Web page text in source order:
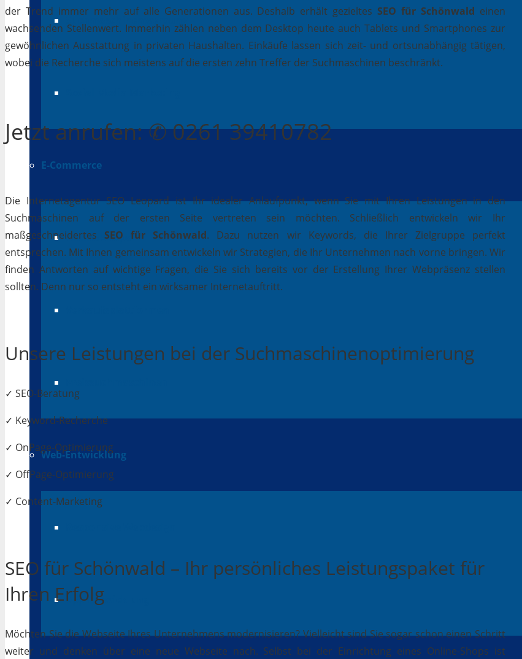
E-Commerce
Online Shops
Web-Entwicklung
App-Entwicklung
der Trend immer mehr auf alle Generationen aus. Deshalb erhält gezieltesSEO für Schönwald einen
wachsenden Stellenwert. Immerhin zählen neben dem Desktop heute auch Tablets und Smartphones zur
gewöhnlichen Ausstattung in privaten Haushalten. Einkäufe lassen sich zeit- und ortsunabhängig tätigen,
wobei die Recherche sich meistens auf die ersten zehn Treffer der Suchmaschinen beschränkt.
Jetztanrufen: ✆ 0261 39410782
Die Internetagentur SEO Leopard ist Ihr idealer Anlaufpunkt, wenn Sie mit Ihren Leistungen in den
Suchmaschinen auf der ersten Seite vertreten sein möchten. Schließlich entwickeln wir Ihr
maßgeschneidertesSEO für Schönwald. Dazu nutzen wir Keywords, die Ihrer Zielgruppe perfekt
entsprechen. Mit Ihnen gemeinsam entwickeln wir Strategien, die Ihr Unternehmen nach vorne bringen. Wir
finden Antworten auf wichtige Fragen, die Sie sich bereits vor der Erstellung Ihrer Webpräsenz stellen
sollten. Denn nur so entsteht ein wirksamer Internetauftritt.
Unsere Leistungen bei der Suchmaschinenoptimierung
✓ SEO-Beratung
✓ Keyword-Recherche
✓ OnPage-Optimierung
✓ OffPage-Optimierung
✓ Content-Marketing
SEO für Schönwald – Ihr persönliches Leistungspaket für
Ihren Erfolg
Möchten Sie die Webseite Ihres Unternehmens modernisieren? Vielleicht sind Sie sogar schon einen Schritt
weiter und denken über eine neue Webseite nach. Selbst bei der Einrichtung eines Online-Shops ist